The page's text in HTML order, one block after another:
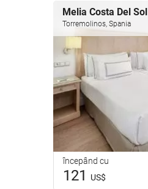
Melia Costa Del Sol
Torremolinos, Spania
începând cu
121 US$